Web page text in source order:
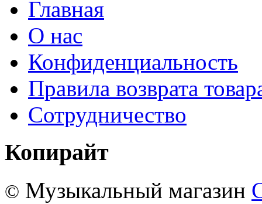
Главная
О нас
Конфиденциальность
Правила возврата
Сотрудничество
Копирайт
© Музыкальный магазин